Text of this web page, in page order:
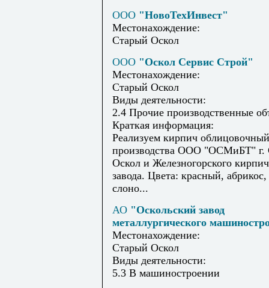
ООО "НовоТехИнвест"
Местонахождение:
Старый Оскол
ООО "Оскол Сервис Строй"
Местонахождение:
Старый Оскол
Виды деятельности:
2.4 Прочие производственные
Краткая информация:
Реализуем кирпич облицовочный
производства ООО "ОСМиБТ" г.
Оскол и Железногорского
завода. Цвета: красный,
слоно...
АО "Оскольский завод
металлургического
Местонахождение:
Старый Оскол
Виды деятельности:
5.3 В машиностроении